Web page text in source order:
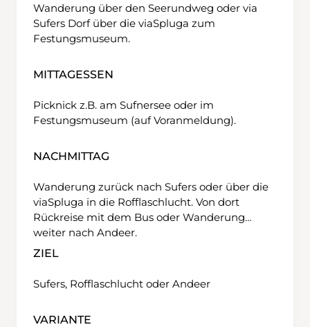
Wanderung über den Seerundweg oder via
Sufers Dorf über die viaSpluga zum
Festungsmuseum.
MITTAGESSEN
Picknick z.B. am Sufnersee oder im
Festungsmuseum (auf Voranmeldung).
NACHMITTAG
Wanderung zurück nach Sufers oder über die
viaSpluga in die Rofflaschlucht. Von dort
Rückreise mit dem Bus oder Wanderung
weiter nach Andeer.
ZIEL
Sufers, Rofflaschlucht oder Andeer
VARIANTE